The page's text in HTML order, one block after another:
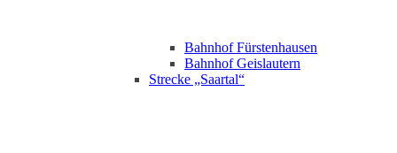
Bahnhof Fürstenhausen
Bahnhof Geislautern
Strecke „Saartal“